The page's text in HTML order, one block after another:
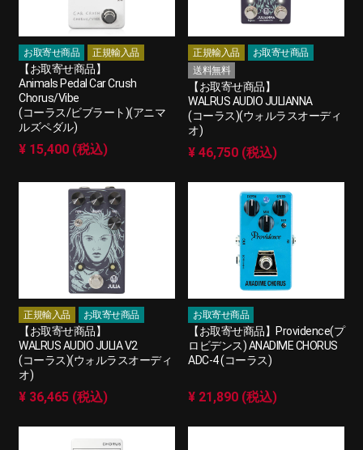
お取寄せ商品 正規輸入品
【お取寄せ商品】
Animals Pedal Car Crush
Chorus/Vibe
(コーラス/ビブラート)(アニマ
ルズペダル)
¥ 15,400 (税込)
正規輸入品
お取寄せ商品
送料無料
【お取寄せ商品】
WALRUS AUDIO JULIANNA
(コーラス)(ウォルラスオーディ
オ)
¥ 46,750 (税込)
正規輸入品 お取寄せ商品
【お取寄せ商品】
WALRUS AUDIO JULIA V2
(コーラス)(ウォルラスオーディ
オ)
¥ 36,465 (税込)
お取寄せ商品
【お取寄せ商品】Providence(プ
ロビデンス) ANADIME CHORUS
ADC-4 (コーラス)
¥ 21,890 (税込)